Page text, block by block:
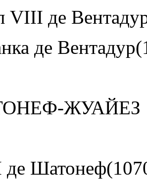
VIII де
де
ЖУАЙЕЗ
де